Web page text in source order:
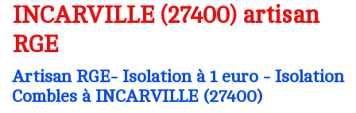
INCARVILLE (27400) artisan
RGE
Artisan RGE- Isolation à 1 euro - Isolation
Combles à INCARVILLE (27400)